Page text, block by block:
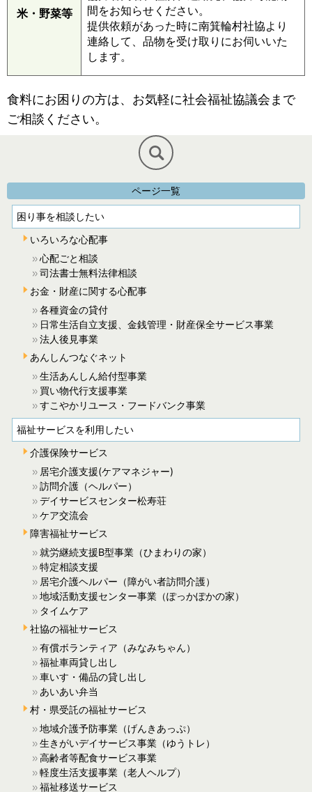
米・野菜等
間をお知らせください。
提供依頼があった時に南箕輪村社協より
連絡して、品物を受け取りにお伺いいた
します。
食料にお困りの方は、お気軽に社会福祉協議会まで
ご相談ください。
ページ一覧
困り事を相談したい
いろいろな心配事
心配ごと相談
司法書士無料法律相談
お金・財産に関する心配事
各種資金の貸付
日常生活自立支援、金銭管理・財産保全サービス事業
法人後見事業
あんしんつなぐネット
生活あんしん給付型事業
買い物代行支援事業
すこやかリユース・フードバンク事業
福祉サービスを利用したい
介護保険サービス
居宅介護支援(ケアマネジャー)
訪問介護（ヘルパー）
デイサービスセンター松寿荘
ケア交流会
障害福祉サービス
就労継続支援B型事業（ひまわりの家）
特定相談支援
居宅介護ヘルパー（障がい者訪問介護）
地域活動支援センター事業（ぽっかぽかの家）
タイムケア
社協の福祉サービス
有償ボランティア（みなみちゃん）
福祉車両貸し出し
車いす・備品の貸し出し
あいあい弁当
村・県受託の福祉サービス
地域介護予防事業（げんきあっぷ）
生きがいデイサービス事業（ゆうトレ）
高齢者等配食サービス事業
軽度生活支援事業（老人ヘルプ）
福祉移送サービス